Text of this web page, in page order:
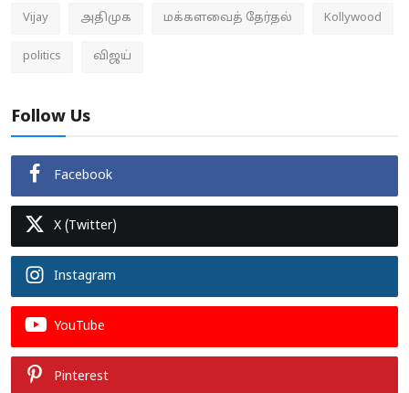
Vijay அதிமுக மக்களவைத் தேர்தல் Kollywood
politics விஜய்
Follow Us
Facebook
X (Twitter)
Instagram
YouTube
Pinterest